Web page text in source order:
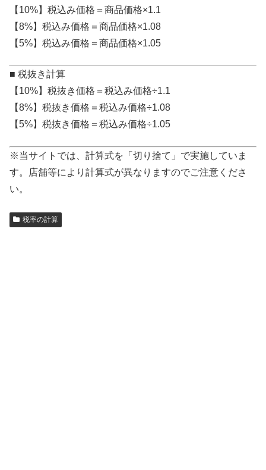
【10%】税込み価格＝商品価格×1.1
【8%】税込み価格＝商品価格×1.08
【5%】税込み価格＝商品価格×1.05
■ 税抜き計算
【10%】税抜き価格＝税込み価格÷1.1
【8%】税抜き価格＝税込み価格÷1.08
【5%】税抜き価格＝税込み価格÷1.05
※当サイトでは、計算式を「切り捨て」で実施していま
す。店舗等により計算式が異なりますのでご注意くださ
い。
税率の計算